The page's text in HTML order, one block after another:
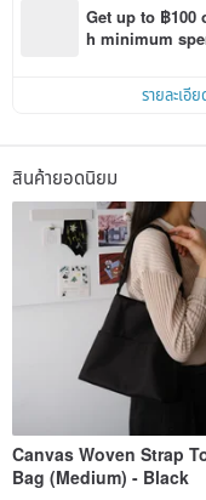
Get up to ฿
h minimum
รายละเอีย
สินค้ายอดนิยม
Canvas Woven Strap
Bag (Medium) - Black